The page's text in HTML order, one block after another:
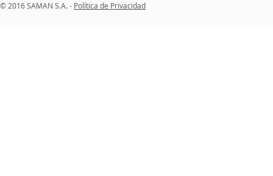
© 2016 SAMAN S.A. - Política de Privacidad